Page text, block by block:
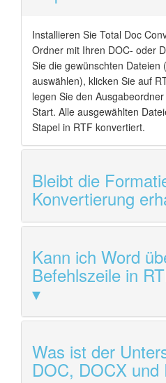
Installieren Sie Total Doc
Ordner mit Ihren DOC- oder
Sie die gewünschten Dateien
auswählen), klicken Sie auf
legen Sie den
Start. Alle ausgewählten
Stapel in RTF konvertiert.
Bleibt die
Konvertierung
Kann ich Word
Befehlszeile in
Was ist der
DOC, DOCX und